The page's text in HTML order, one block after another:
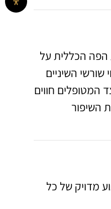
הפה הכללית על
השיניים
המטופלים חווים
השיפור
מדויק של כל